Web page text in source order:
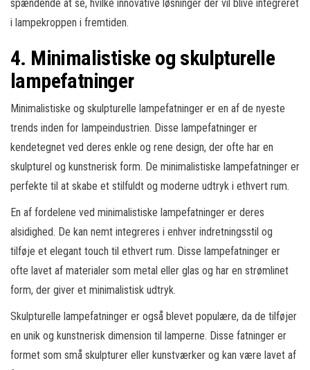
spændende at se, hvilke innovative løsninger der vil blive integreret
i lampekroppen i fremtiden.
4. Minimalistiske og skulpturelle
lampefatninger
Minimalistiske og skulpturelle lampefatninger er en af de nyeste
trends inden for lampeindustrien. Disse lampefatninger er
kendetegnet ved deres enkle og rene design, der ofte har en
skulpturel og kunstnerisk form. De minimalistiske lampefatninger er
perfekte til at skabe et stilfuldt og moderne udtryk i ethvert rum.
En af fordelene ved minimalistiske lampefatninger er deres
alsidighed. De kan nemt integreres i enhver indretningsstil og
tilføje et elegant touch til ethvert rum. Disse lampefatninger er
ofte lavet af materialer som metal eller glas og har en strømlinet
form, der giver et minimalistisk udtryk.
Skulpturelle lampefatninger er også blevet populære, da de tilføjer
en unik og kunstnerisk dimension til lamperne. Disse fatninger er
formet som små skulpturer eller kunstværker og kan være lavet af